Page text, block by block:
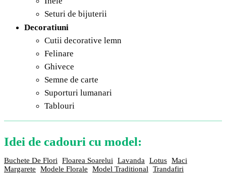
Seturi de bijuterii
Decoratiuni
Cutii decorative lemn
Felinare
Ghivece
Semne de carte
Suporturi lumanari
Tablouri
Idei de cadouri cu model:
Buchete De Flori Floarea Soarelui Lavanda Lotus Maci
Margarete
Modele Florale Model Traditional Trandafiri